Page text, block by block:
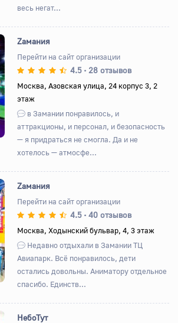
весь негат...
Вперед
Zамания
Перейти на сайт организации
4.5 • 28 отзывов
Москва, Азовская улица, 24 корпус 3, 2
этаж
в Замании понравилось, и
аттракционы, и персонал, и безопасность
— я придраться не смогла. Да и не
хотелось — атмосфе...
Вперед
Zамания
Перейти на сайт организации
4.5 • 40 отзывов
Москва, Ходынский бульвар, 4, 3 этаж
Недавно отдыхали в Замании ТЦ
Авиапарк. Всё понравилось, дети
остались довольны. Аниматору отдельное
спасибо. Единств...
НебоТут